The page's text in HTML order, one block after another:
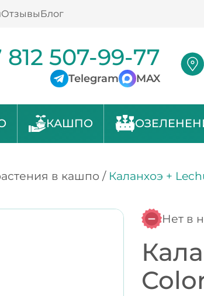
Отзывы Блог
812 507-99-77
Telegram MAX
КАШПО
в кашпо / Каланхоэ +
Нет в